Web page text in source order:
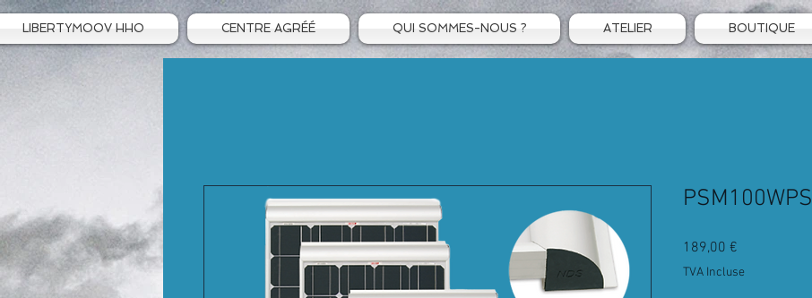
LIBERTYMOOV HHO CENTRE AGRÉÉ QUI SOMMES-NOUS ? ATELIER BOUTIQUE
PSM100WPS
189,00 €
TVA Incluse